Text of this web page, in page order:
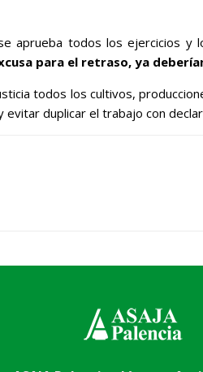
aprueba todos los
para el retraso, ya
todos los cultivos,
duplicar el trabajo con